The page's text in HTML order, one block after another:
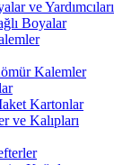
ve Yardımcıları
Boyalar
Kalemler
Kartonlar
ve Kalıpları